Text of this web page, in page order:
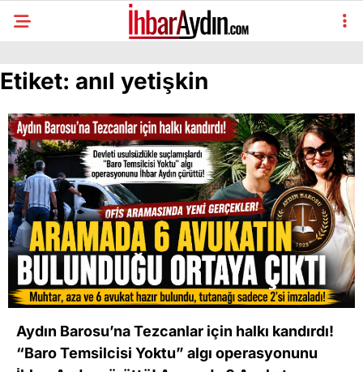
Etiket: anıl yetişkin
Aydın Barosu’na Tezcanlar için halkı kandırdı!
“Baro Temsilcisi Yoktu” algı operasyonunu